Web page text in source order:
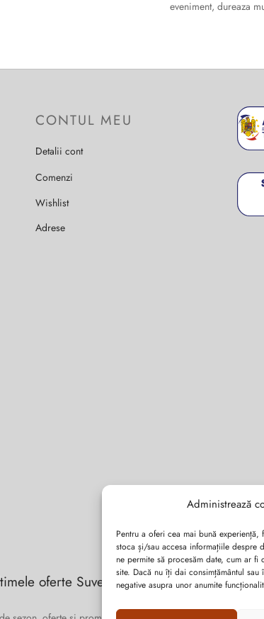
Administrează
Pentru a oferi cea mai bună
stoca și/sau accesa informațiile despre
ne permite să procesăm date, cum ar fi
site. Dacă nu îți dai consimțământul
negative asupra unor anumite
eveniment, dureaza
CONTUL MEU
Detalii cont
Comenzi
Wishlist
Adrese
oferte Suveran SRL